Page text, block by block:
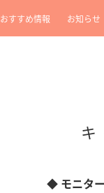
おすすめ情報 お知らせ
◆ モニタ